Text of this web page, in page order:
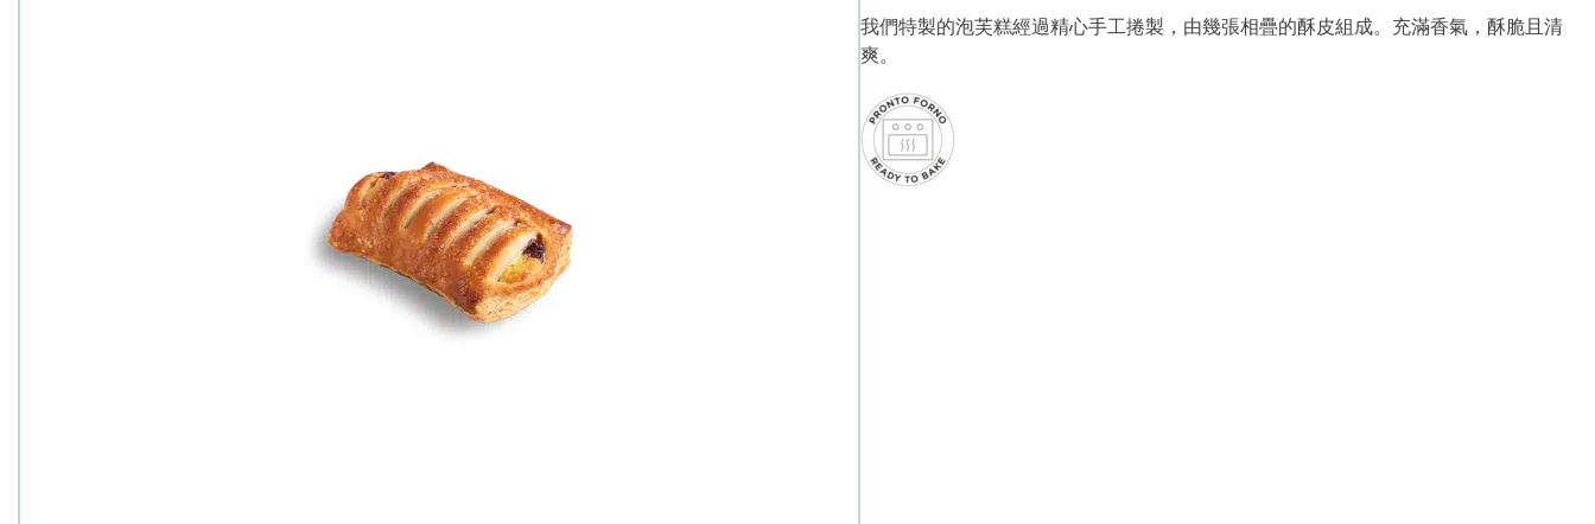
我們特製的泡芙糕經過精心手工捲製，由幾張相疊的酥皮組成。充滿香氣，酥脆且清
爽。